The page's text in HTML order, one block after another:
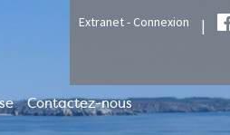
Extranet - Connexion |
Contactez-nous